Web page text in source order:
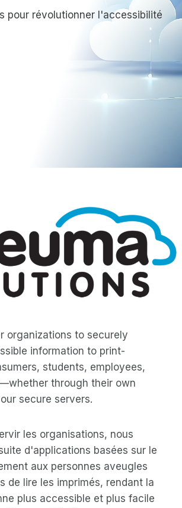
pour révolutionner l'accessibilité
organizations to securely
information to print-
students, employees,
through their own
secure servers.
les organisations, nous
d'applications basées sur le
aux personnes aveugles
de lire les imprimés, rendant la
plus accessible et plus facile